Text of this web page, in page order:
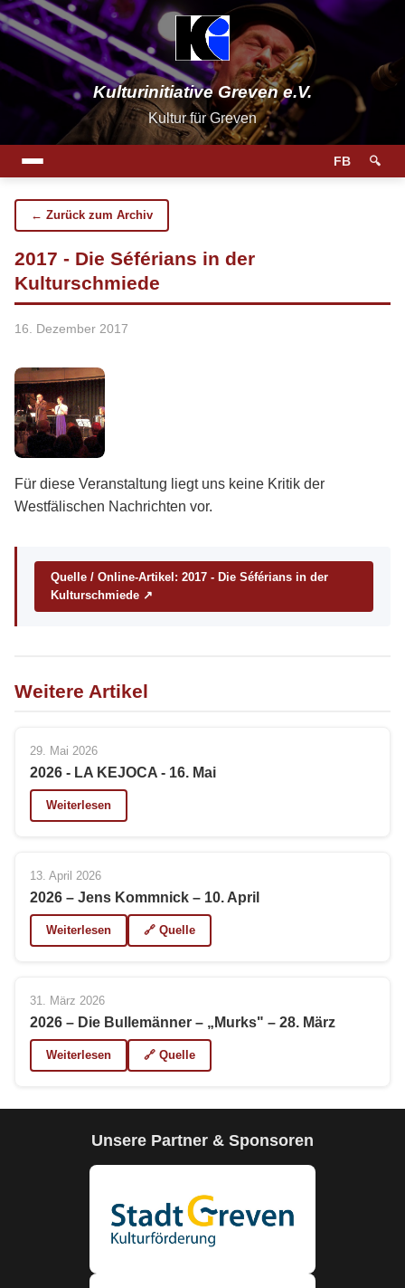
Kulturinitiative Greven e.V.
Kultur für Greven
FB 🔍
← Zurück zum Archiv
2017 - Die Séférians in der
Kulturschmiede
16. Dezember 2017
Für diese Veranstaltung liegt uns keine Kritik der
Westfälischen Nachrichten vor.
Quelle / Online-Artikel: 2017 - Die Séférians in der
Kulturschmiede ↗
Weitere Artikel
29. Mai 2026
2026 - LA KEJOCA - 16. Mai
Weiterlesen
13. April 2026
2026 – Jens Kommnick – 10. April
Weiterlesen 🔗 Quelle
31. März 2026
2026 – Die Bullemänner – „Murks" – 28. März
Weiterlesen 🔗 Quelle
Unsere Partner & Sponsoren